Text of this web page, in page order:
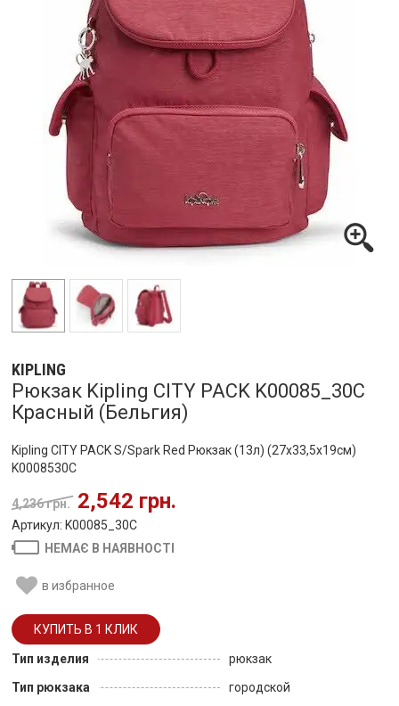
KIPLING
Рюкзак Kipling CITY PACK K00085_30C
Красный (Бельгия)
Kipling CITY PACK S/Spark Red Рюкзак (13л) (27x33,5x19см)
K0008530C
4,236 грн. 2,542 грн.
Артикул: K00085_30C
НЕМАЄ В НАЯВНОСТІ
в избранное
Тип изделия
рюкзак
Тип рюкзака
городской